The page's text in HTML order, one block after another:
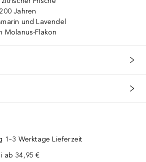
Jahren
und Lavendel
Molanus-Flakon
1–3 Werktage Lieferzeit
ab 34,95 €